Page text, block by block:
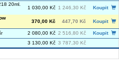
20ml.
1 030,00 Kč 1 246,30 Kč
Koupit
370,00 Kč 447,70 Kč Koupit
2 080,00 Kč 2 516,80 Kč
Koupit
3 130,00 Kč 3 787,30 Kč